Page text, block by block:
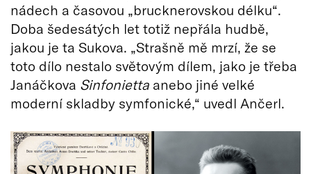
nádech a časovou „brucknerovskou délku“.
Doba šedesátých let totiž nepřála hudbě,
jakou je ta Sukova. „Strašně mě mrzí, že se
toto dílo nestalo světovým dílem, jako je třeba
Janáčkova Sinfonietta anebo jiné velké
moderní skladby symfonické,“ uvedl Ančerl.